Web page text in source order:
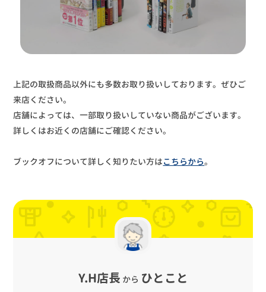
上記の取扱商品以外にも多数お取り扱いしております。ぜひご
来店ください。
店舗によっては、一部取り扱いしていない商品がございます。
詳しくはお近くの店舗にご確認ください。
ブックオフについて詳しく知りたい方はこちらから。
Y.H店長 から ひとこと